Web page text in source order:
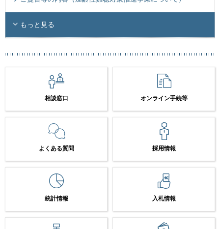
もっと見る
相談窓口 オンライン手続等
よくある質問 採用情報
統計情報 入札情報